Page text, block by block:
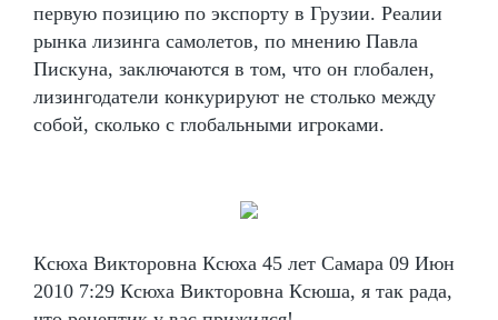
первую позицию по экспорту в Грузии. Реалии
рынка лизинга самолетов, по мнению Павла
Пискуна, заключаются в том, что он глобален,
лизингодатели конкурируют не столько между
собой, сколько с глобальными игроками.
Ксюха Викторовна Ксюха 45 лет Самара 09 Июн
2010 7:29 Ксюха Викторовна Ксюша, я так рада,